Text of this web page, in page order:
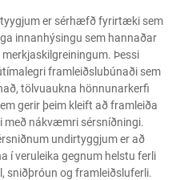
er sérhæfð fyrirtæki sem
innanhýsingu sem hannaðar
Þessi
framleiðslubúnaði sem
tölvuaukna hönnunarkerfi
gerir þeim kleift að framleiða
nákvæmri sérsníðningi.
undirtyggjum er að
í veruleika gegnum helstu ferli
sniðþróun og framleiðsluferli.